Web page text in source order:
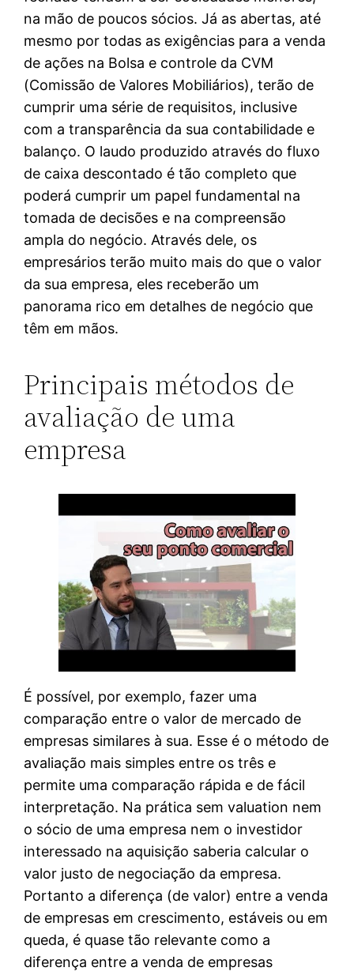
na mão de poucos sócios. Já as abertas, até
mesmo por todas as exigências para a venda
de ações na Bolsa e controle da CVM
(Comissão de Valores Mobiliários), terão de
cumprir uma série de requisitos, inclusive
com a transparência da sua contabilidade e
balanço. O laudo produzido através do fluxo
de caixa descontado é tão completo que
poderá cumprir um papel fundamental na
tomada de decisões e na compreensão
ampla do negócio. Através dele, os
empresários terão muito mais do que o valor
da sua empresa, eles receberão um
panorama rico em detalhes de negócio que
têm em mãos.
Principais métodos de
avaliação de uma
empresa
É possível, por exemplo, fazer uma
comparação entre o valor de mercado de
empresas similares à sua. Esse é o método de
avaliação mais simples entre os três e
permite uma comparação rápida e de fácil
interpretação. Na prática sem valuation nem
o sócio de uma empresa nem o investidor
interessado na aquisição saberia calcular o
valor justo de negociação da empresa.
Portanto a diferença (de valor) entre a venda
de empresas em crescimento, estáveis ou em
queda, é quase tão relevante como a
diferença entre a venda de empresas